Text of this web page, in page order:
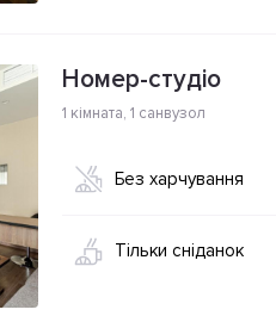
Номер-студіо
1 кімната, 1 санвузол
Без харчування
Тільки сніданок